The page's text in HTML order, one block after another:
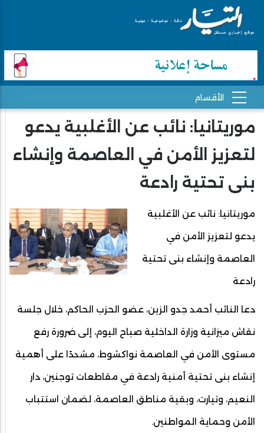
موريتانيا: نائب عن الأغلبية يدعو
لتعزيز الأمن في العاصمة وإنشاء
بنى تحتية رادعة
موريتانيا: نائب عن الأغلبية
يدعو لتعزيز الأمن في
العاصمة وإنشاء بنى تحتية
رادعة
دعا النائب أحمد جدو الزين، عضو الحزب الحاكم، خلال جلسة
نقاش ميزانية وزارة الداخلية صباح اليوم، إلى ضرورة رفع
مستوى الأمن في العاصمة نواكشوط، مشددًا على أهمية
إنشاء بنى تحتية أمنية رادعة في مقاطعات توجنين، دار
النعيم، وتيارت، وبقية مناطق العاصمة، لضمان استتباب
الأمن وحماية المواطنين.